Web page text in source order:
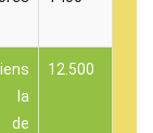
la
de
12.500